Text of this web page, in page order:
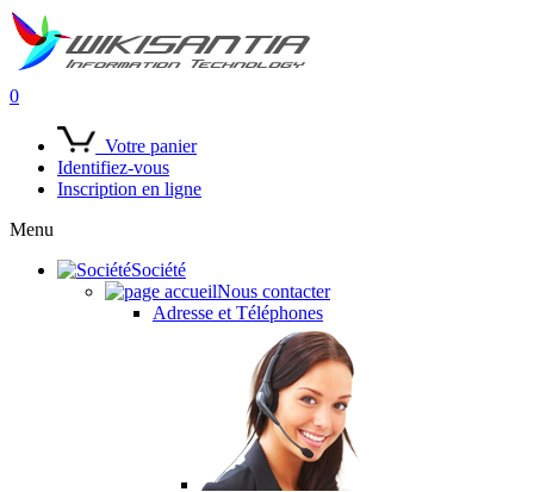
0
Votre panier
Identifiez-vous
Inscription en ligne
Menu
Société
Nous contacter
Adresse et Téléphones